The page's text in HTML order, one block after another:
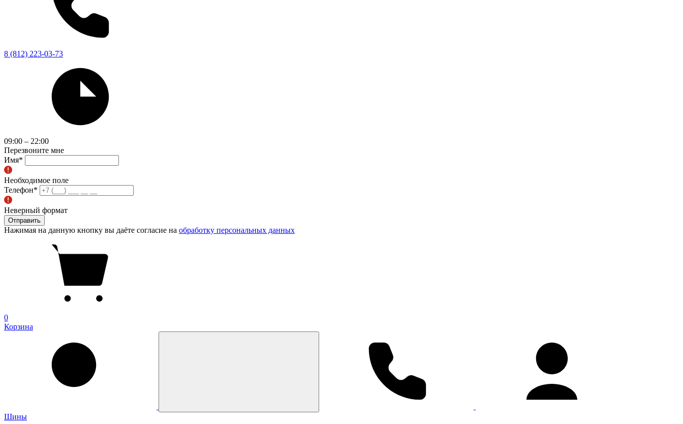
8 (812) 223-03-73
09:00 – 22:00
Перезвоните мне
Имя*
Необходимое поле
Телефон*
Неверный формат
Отправить
Нажимая на данную кнопку вы даёте согласие на обработку персональных данных
0
Корзина
Шины